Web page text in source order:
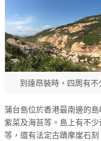
到達昂裝時，四周有
蒲台島位於香港最南邊的
紫菜及海苔等。島上有不
等，還有法定古蹟摩崖石